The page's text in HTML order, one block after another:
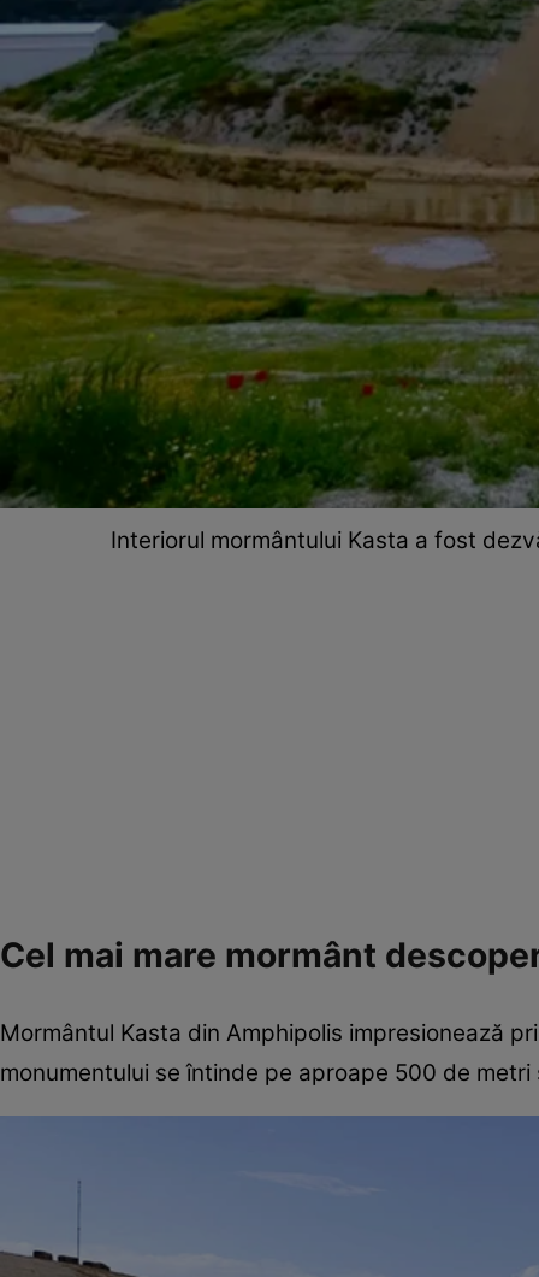
Interiorul mormântului Kasta a fost
Cel mai mare mormânt
Mormântul Kasta din Amphipolis impresionează
monumentului se întinde pe aproape 500 de